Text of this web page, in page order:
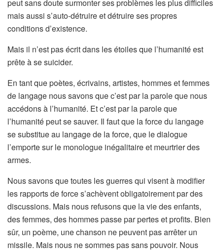
peut sans doute surmonter ses problèmes les plus difficiles
mais aussi s’auto-détruire et détruire ses propres
conditions d’existence.
Mais il n’est pas écrit dans les étoiles que l’humanité est
prête à se suicider.
En tant que poètes, écrivains, artistes, hommes et femmes
de langage nous savons que c’est par la parole que nous
accédons à l’humanité. Et c’est par la parole que
l’humanité peut se sauver. Il faut que la force du langage
se substitue au langage de la force, que le dialogue
l’emporte sur le monologue inégalitaire et meurtrier des
armes.
Nous savons que toutes les guerres qui visent à modifier
les rapports de force s’achèvent obligatoirement par des
discussions. Mais nous refusons que la vie des enfants,
des femmes, des hommes passe par pertes et profits. Bien
sûr, un poème, une chanson ne peuvent pas arrêter un
missile. Mais nous ne sommes pas sans pouvoir. Nous